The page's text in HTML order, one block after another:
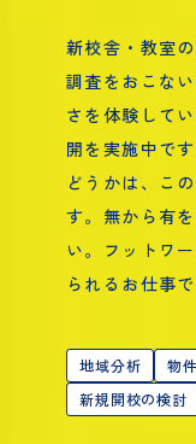
新校舎・教室
調査をおこな
さを体験して
開を実施中で
どうかは、こ
す。無から有
い。フットワ
られるお仕事で
地域分析 物
新規開校の検討